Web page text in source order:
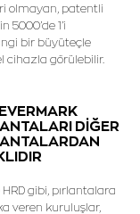
olmayan, patentli
1’i
bir büyüteçle
cihazla görülebilir.
DİĞER
HRD gibi, pırlantalara
veren kuruluşlar,